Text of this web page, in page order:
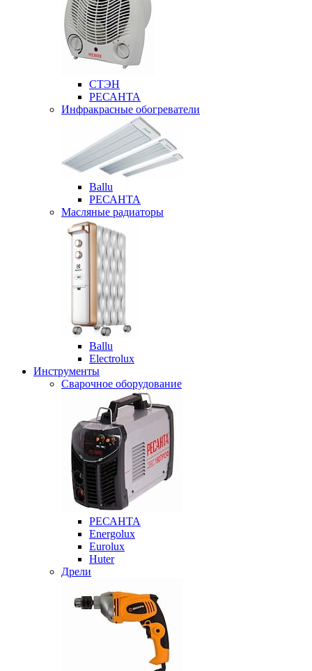
СТЭН
РЕСАНТА
Инфракрасные обогреватели
Ballu
РЕСАНТА
Масляные радиаторы
Ballu
Electrolux
Инструменты
Сварочное оборудование
РЕСАНТА
Energolux
Eurolux
Huter
Дрели